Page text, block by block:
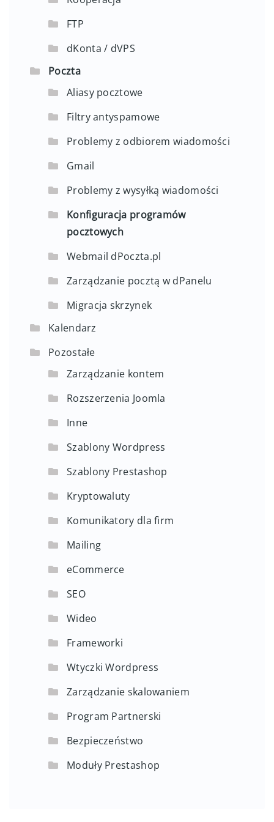
FTP
dKonta / dVPS
Poczta
Aliasy pocztowe
Filtry antyspamowe
Problemy z odbiorem wiadomości
Gmail
Problemy z wysyłką wiadomości
Konfiguracja programów
pocztowych
Webmail dPoczta.pl
Zarządzanie pocztą w dPanelu
Migracja skrzynek
Kalendarz
Pozostałe
Zarządzanie kontem
Rozszerzenia Joomla
Inne
Szablony Wordpress
Szablony Prestashop
Kryptowaluty
Komunikatory dla firm
Mailing
eCommerce
SEO
Wideo
Frameworki
Wtyczki Wordpress
Zarządzanie skalowaniem
Program Partnerski
Bezpieczeństwo
Moduły Prestashop